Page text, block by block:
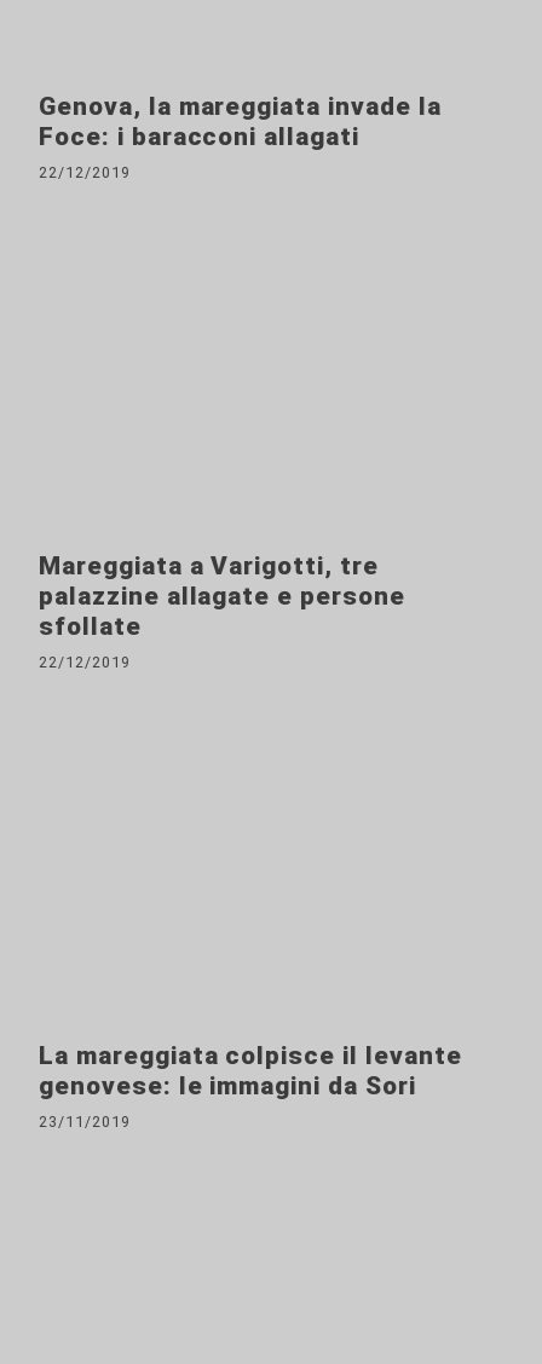
Genova, la mareggiata invade la
Foce: i baracconi allagati
22/12/2019
Mareggiata a Varigotti, tre
palazzine allagate e persone
sfollate
22/12/2019
La mareggiata colpisce il levante
genovese: le immagini da Sori
23/11/2019